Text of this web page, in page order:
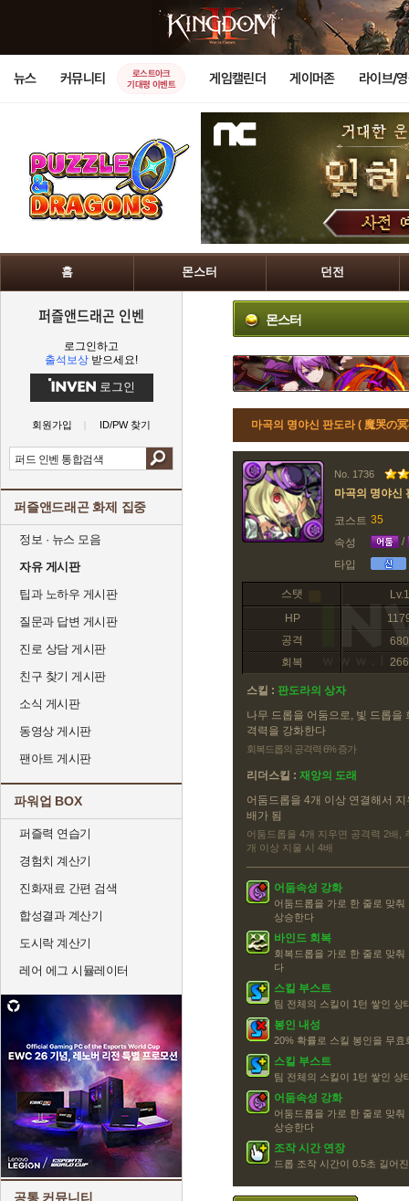
뉴스 커뮤니티
로스트아크
기대평 이벤트
게임캘린더 게이머존 라이브/
홈 몬스터 던전
퍼즐앤드래곤 인벤
로그인하고
출석보상 받으세요!
로그인
회원가입 ID/PW 찾기
퍼즐앤드래곤 화제 집중
정보 · 뉴스 모음
자유 게시판
팁과 노하우 게시판
질문과 답변 게시판
진로 상담 게시판
친구 찾기 게시판
소식 게시판
동영상 게시판
팬아트 게시판
파워업 BOX
퍼즐력 연습기
경험치 계산기
진화재료 간편 검색
합성결과 계산기
도시락 계산기
레어 에그 시뮬레이터
공통 커뮤니티
몬스터
마곡의 명야신 판도라 ( 魔哭の
No. 1736
마곡의 명야신
코스트 35
속성
/
타입
스탯
Lv.1
HP
공격
680
회복
266
스킬 : 판도라의 상자
나무 드롭을 어둠으로, 빛 드롭을
격력을 강화한다
회복드롭의 공격력 6% 증가
리더스킬 : 재앙의 도래
어둠드롭을 4개 이상 연결해서
배가 됨
어둠드롭을 4개 지우면 공격력 2배,
개 이상 지울 시 4배
어둠속성 강화
어둠드롭을 가로 한 줄로 맞
상승한다
바인드 회복
회복드롭을 가로 한 줄로 맞
다
스킬 부스트
팀 전체의 스킬이 1턴 쌓인 상
봉인 내성
20% 확률로 스킬 봉인을 무효
스킬 부스트
팀 전체의 스킬이 1턴 쌓인 상
어둠속성 강화
어둠드롭을 가로 한 줄로 맞
상승한다
조작 시간 연장
드롭 조작 시간이 0.5초 길어